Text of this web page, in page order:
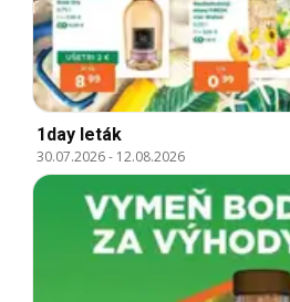
1day leták
30.07.2026- 12.08.2026